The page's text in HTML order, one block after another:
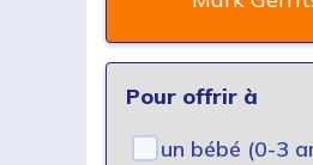
Pour offrir à
un bébé (0-3